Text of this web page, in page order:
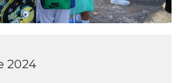
2024